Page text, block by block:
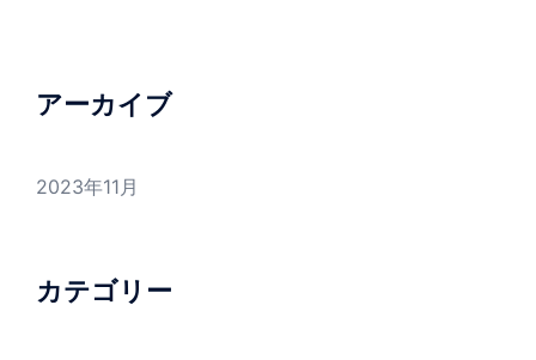
アーカイブ
2023年11月
カテゴリー